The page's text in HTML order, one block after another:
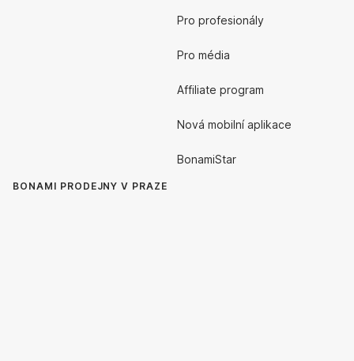
Pro profesionály
Pro média
Affiliate program
Nová mobilní aplikace
BonamiStar
BONAMI PRODEJNY V PRAZE